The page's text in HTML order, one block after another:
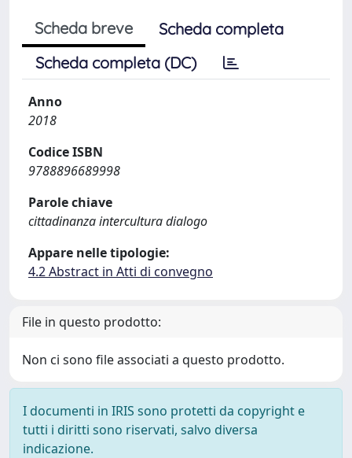
Scheda breve
Scheda completa
Scheda completa (DC)
Anno
2018
Codice ISBN
9788896689998
Parole chiave
cittadinanza intercultura dialogo
Appare nelle tipologie:
4.2 Abstract in Atti di convegno
File in questo prodotto:
Non ci sono file associati a questo prodotto.
I documenti in IRIS sono protetti da copyright e
tutti i diritti sono riservati, salvo diversa
indicazione.